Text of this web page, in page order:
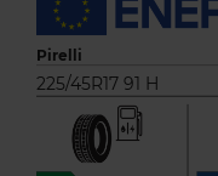
Pirelli
225/45R17 91 H